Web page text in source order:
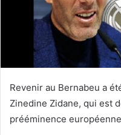
Revenir au Bernabeu a
Zinedine Zidane, qui est
prééminence